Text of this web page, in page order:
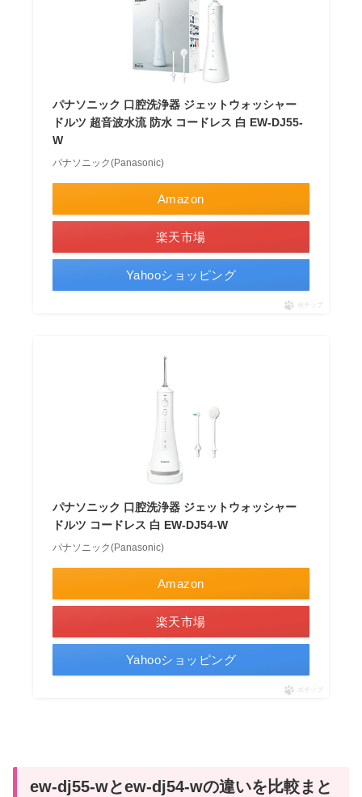
パナソニック 口腔洗浄器 ジェットウォッシャー
ドルツ 超音波水流 防水 コードレス 白 EW-DJ55-
W
パナソニック(Panasonic)
Amazon
楽天市場
Yahooショッピング
ポチップ
パナソニック 口腔洗浄器 ジェットウォッシャー
ドルツ コードレス 白 EW-DJ54-W
パナソニック(Panasonic)
Amazon
楽天市場
Yahooショッピング
ポチップ
ew-dj55-wとew-dj54-wの違いを比較まと